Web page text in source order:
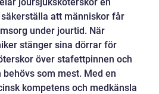
att människor får
under jourtid. När
stänger sina dörrar för
över stafettpinnen och
som mest. Med en
kompetens och medkänsla